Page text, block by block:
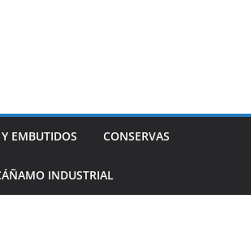
EMBUTIDOS CONSERVAS
INDUSTRIAL